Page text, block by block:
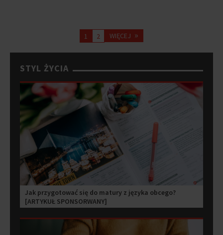
1 2 WIĘCEJ »
STYL ŻYCIA
Jak przygotować się do matury z języka obcego?
[ARTYKUŁ SPONSORWANY]